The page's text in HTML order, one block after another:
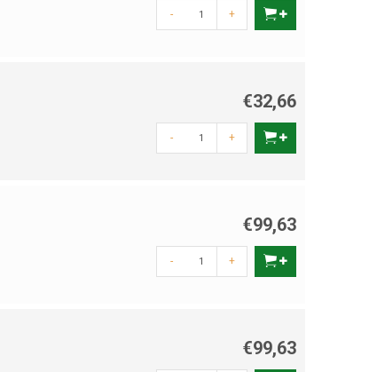
- +
€32,66
- +
€99,63
- +
€99,63